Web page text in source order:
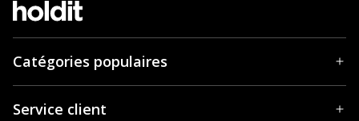
Catégories populaires
Service client